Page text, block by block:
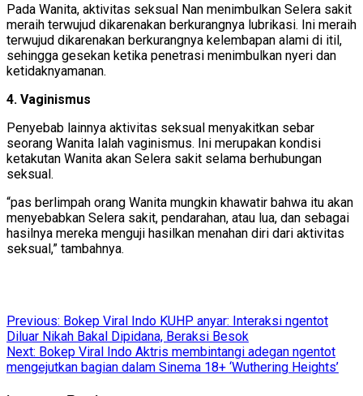
Pada Wanita, aktivitas seksual Nan menimbulkan Selera sakit
meraih terwujud dikarenakan berkurangnya lubrikasi. Ini meraih
terwujud dikarenakan berkurangnya kelembapan alami di itil,
sehingga gesekan ketika penetrasi menimbulkan nyeri dan
ketidaknyamanan.
4. Vaginismus
Penyebab lainnya aktivitas seksual menyakitkan sebar
seorang Wanita Ialah vaginismus. Ini merupakan kondisi
ketakutan Wanita akan Selera sakit selama berhubungan
seksual.
“pas berlimpah orang Wanita mungkin khawatir bahwa itu akan
menyebabkan Selera sakit, pendarahan, atau lua, dan sebagai
hasilnya mereka menguji hasilkan menahan diri dari aktivitas
seksual,” tambahnya.
Post
navigation
Previous: Bokep Viral Indo KUHP anyar: Interaksi ngentot
Diluar Nikah Bakal Dipidana, Beraksi Besok
Next: Bokep Viral Indo Aktris membintangi adegan ngentot
mengejutkan bagian dalam Sinema 18+ ‘Wuthering Heights’